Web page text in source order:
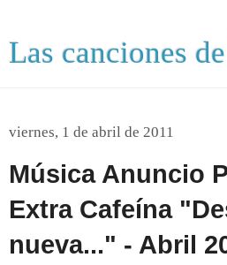
Las canciones
viernes, 1 de abril de 2011
Música Anuncio
Extra Cafeína
nueva..." - Abril